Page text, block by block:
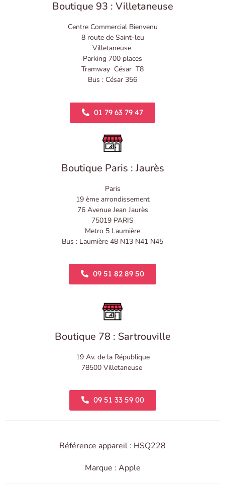
Boutique 93 : Villetaneuse
Centre Commercial Bienvenu
8 route de Saint-leu
Villetaneuse
Parking 700 places
Tramway César T8
Bus : César 356
01 79 63 79 47
Boutique Paris : Jaurès
Paris
19 ème arrondissement
76 Avenue Jean Jaurès
75019 PARIS
Metro 5 Laumière
Bus : Laumière 48 N13 N41 N45
09 51 82 89 50
Boutique 78 : Sartrouville
19 Av. de la République
78500 Villetaneuse
09 51 33 59 00
Référence appareil : HSQ228
Marque : Apple